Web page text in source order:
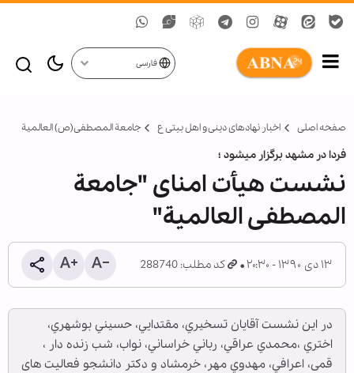
فارسی
صفحه اصلی اخبار نهادهای دینی و اهل بیتی ع جامعة المصطفی(ص) العالمية
فردا در مشهد برگزار می‏شود ؛
نشست هیأت امنای "جامعة
المصطفی العالمیة"
۱۳ دی ۱۳۹۰ - ۲۰:۳۰ کد مطلب: 288740
در این نشست آقایان تسخيري، مقتدايي، حسيني بوشهري،
اختري ،محمدي عراقي، رباني خراساني، نواب، شب زنده دار ،
قمی، اعرافي، مهدوي مهر، خرمشاد و دکتر دانشجو فعالیت های